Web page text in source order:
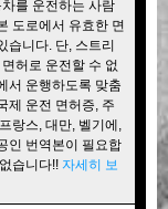
도쿄 시부야
도쿄 베이
오사카
를 운전하는 사람
도로에서 유효한 면
습니다. 단, 스트리
허로 운전할 수 없
서 운행하도록 맞춤
제 운전 면허증, 주
랑스, 대만, 벨기에,
인 번역본이 필요합
습니다!! 자세히 보